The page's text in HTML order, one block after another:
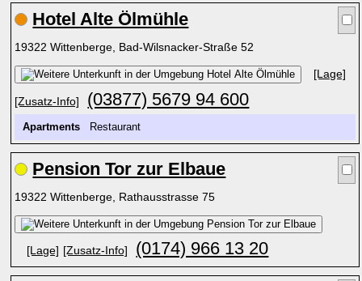
Hotel Alte Ölmühle
19322 Wittenberge, Bad-Wilsnacker-Straße 52
[Lage]
[Zusatz-Info] (03877) 5679 94 600
Apartments Restaurant
Pension Tor zur Elbaue
19322 Wittenberge, Rathausstrasse 75
[Lage] [Zusatz-Info] (0174) 966 13 20